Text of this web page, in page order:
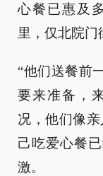
心餐已惠及
里，仅北院门
“他们送餐前
要来准备，
况，他们像
己吃爱心餐
激。